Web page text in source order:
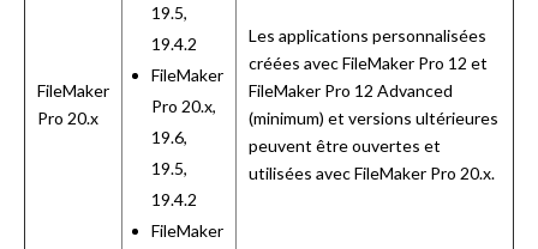
FileMaker
Pro 20.x
19.5,
19.4.2
FileMaker
Pro 20.x,
19.6,
19.5,
19.4.2
FileMaker
Les applications personnalisées
créées avec FileMaker Pro 12 et
FileMaker Pro 12 Advanced
(minimum) et versions ultérieures
peuvent être ouvertes et
utilisées avec FileMaker Pro 20.x.